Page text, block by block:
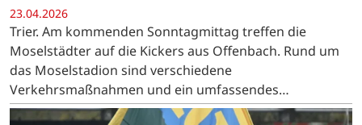
23.04.2026
Trier. Am kommenden Sonntagmittag treffen die
Moselstädter auf die Kickers aus Offenbach. Rund um
das Moselstadion sind verschiedene
Verkehrsmaßnahmen und ein umfassendes
Sicherheitskonzept geplant.